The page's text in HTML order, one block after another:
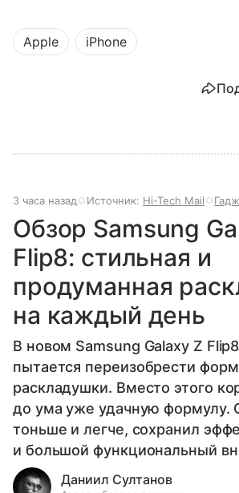
Apple iPhone
3 часа назад Источник: Hi-Tech Mail
Обзор Samsung
Flip8: стильная и
продуманная
на каждый день
В новом Samsung Galaxy Z
пытается переизобрести
раскладушки. Вместо этого
до ума уже удачную формулу.
тоньше и легче, сохранил
и большой функциональный
Даниил Султанов